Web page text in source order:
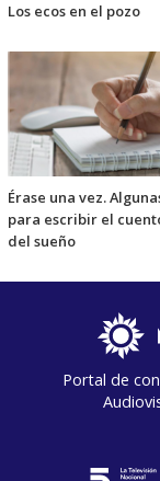
Los ecos en el pozo
Érase una vez.
para escribir el
del sueño
Portal de